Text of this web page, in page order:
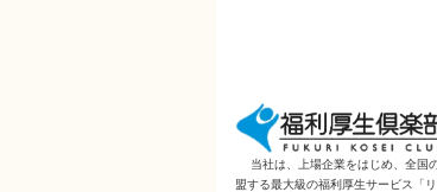
当社は、上場企業をはじめ、全国
盟する最大級の福利厚生サービス「